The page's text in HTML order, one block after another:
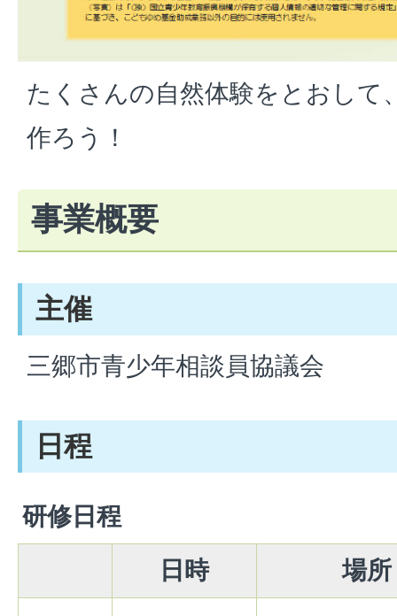
たくさんの自然体験をとおして
作ろう！
事業概要
主催
三郷市青少年相談員協議会
日程
研修日程
日時
場所